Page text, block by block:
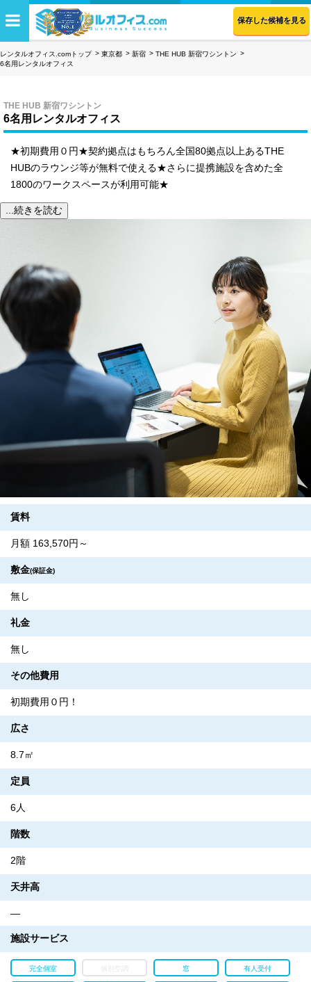
保存した候補を見る
レンタルオフィス.comトップ 東京都 新宿
THE HUB 新宿ワシントン
6名用レンタルオフィス
THE HUB 新宿ワシントン
6名用レンタルオフィス
★初期費用０円★契約拠点はもちろん全国80拠点以上あるTHE
HUBのラウンジ等が無料で使える★さらに提携施設を含めた全
1800のワークスペースが利用可能★
...続きを読む
賃料
月額 163,570円～
敷金(保証金)
無し
礼金
無し
その他費用
初期費用０円！
広さ
8.7㎡
定員
6人
階数
2階
天井高
―
施設サービス
完全個室 個別空調 窓 有人受付